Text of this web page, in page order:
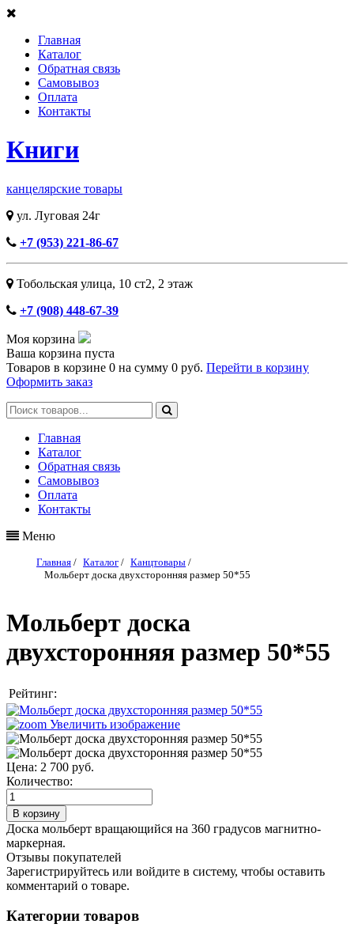
Главная
Каталог
Обратная связь
Самовывоз
Оплата
Контакты
Книги
канцелярские товары
ул. Луговая 24г
+7 (953) 221-86-67
Тобольская улица, 10 ст2, ​2 этаж
+7 (908) 448-67-39
Моя корзина
Ваша корзина пуста
Товаров в корзине 0 на сумму 0 руб. Перейти в корзину
Оформить заказ
Главная
Каталог
Обратная связь
Самовывоз
Оплата
Контакты
Меню
Главная / Каталог / Канцтовары /
Мольберт доска двухсторонняя размер 50*55
Мольберт доска
двухсторонняя размер 50*55
Рейтинг:
Увеличить изображение
Цена: 2 700 руб.
Количество:
Доска мольберт вращающийся на 360 градусов магнитно-
маркерная.
Отзывы покупателей
Зарегистрируйтесь или войдите в систему, чтобы оставить
комментарий о товаре.
Категории товаров